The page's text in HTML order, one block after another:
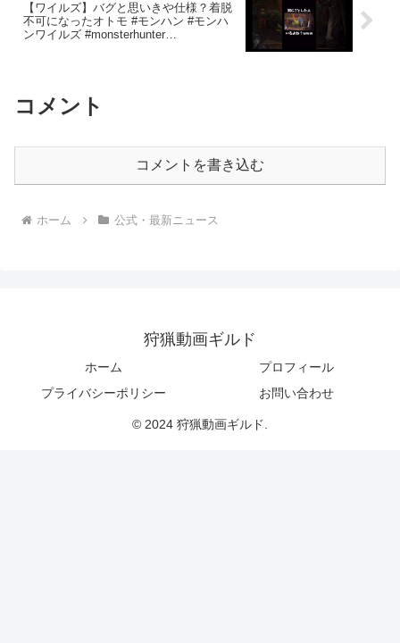
【ワイルズ】バグと思いきや仕様？着脱
不可になったオトモ #モンハン #モンハ
ンワイルズ #monsterhunter
コメント
コメントを書き込む
ホーム 公式・最新ニュース
狩猟動画ギルド
ホーム
プロフィール
プライバシーポリシー
お問い合わせ
© 2024 狩猟動画ギルド.